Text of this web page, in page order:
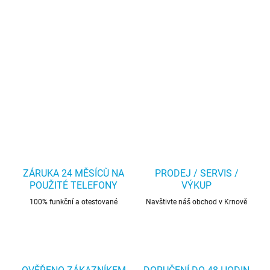
ZÁRUKA 24 MĚSÍCŮ NA
POUŽITÉ TELEFONY
100% funkční a otestované
PRODEJ / SERVIS /
VÝKUP
Navštivte náš obchod v Krnově